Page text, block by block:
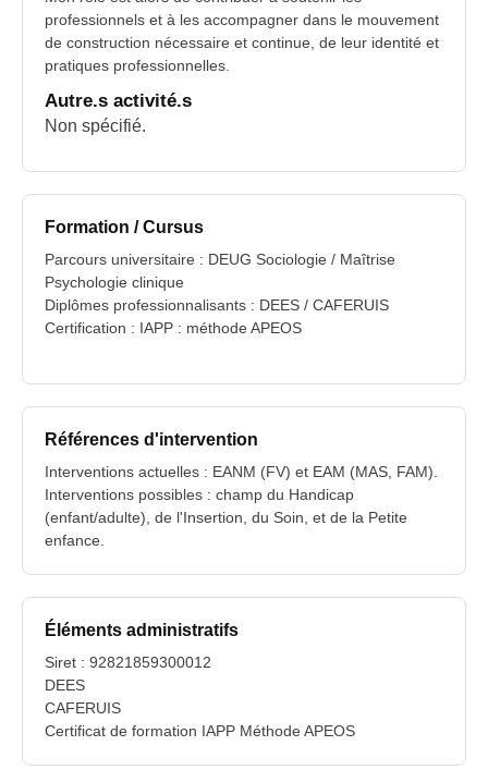
professionnels et à les accompagner dans le mouvement
de construction nécessaire et continue, de leur identité et
pratiques professionnelles.
Autre.s activité.s
Non spécifié.
Formation / Cursus
Parcours universitaire : DEUG Sociologie / Maîtrise
Psychologie clinique
Diplômes professionnalisants : DEES / CAFERUIS
Certification : IAPP : méthode APEOS
Références d'intervention
Interventions actuelles : EANM (FV) et EAM (MAS, FAM).
Interventions possibles : champ du Handicap
(enfant/adulte), de l'Insertion, du Soin, et de la Petite
enfance.
Éléments administratifs
Siret : 92821859300012
DEES
CAFERUIS
Certificat de formation IAPP Méthode APEOS